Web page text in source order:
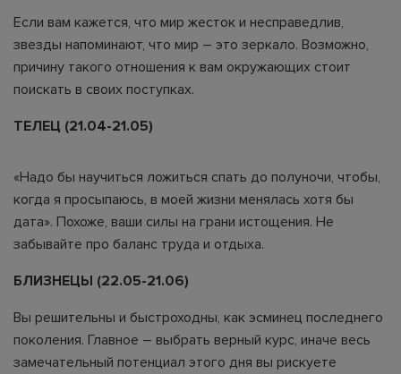
Если вам кажется, что мир жесток и несправедлив,
звезды напоминают, что мир – это зеркало. Возможно,
причину такого отношения к вам окружающих стоит
поискать в своих поступках.
ТЕЛЕЦ (21.04-21.05)
«Надо бы научиться ложиться спать до полуночи, чтобы,
когда я просыпаюсь, в моей жизни менялась хотя бы
дата». Похоже, ваши силы на грани истощения. Не
забывайте про баланс труда и отдыха.
БЛИЗНЕЦЫ (22.05-21.06)
Вы решительны и быстроходны, как эсминец последнего
поколения. Главное – выбрать верный курс, иначе весь
замечательный потенциал этого дня вы рискуете